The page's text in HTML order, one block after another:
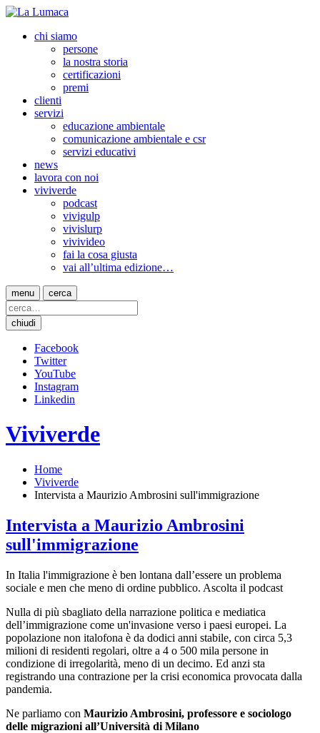
chi siamo
persone
la nostra storia
certificazioni
premi
clienti
servizi
educazione ambientale
comunicazione ambientale e csr
servizi educativi
news
lavora con noi
viviverde
podcast
vivigulp
vivislurp
vivivideo
fai la cosa giusta
vai all’ultima edizione…
menu cerca
chiudi
Facebook
Twitter
YouTube
Instagram
Linkedin
Viviverde
Home
Viviverde
Intervista a Maurizio Ambrosini sull'immigrazione
Intervista a Maurizio Ambrosini
sull'immigrazione
In Italia l'immigrazione è ben lontana dall’essere un problema
sociale e men che meno di ordine pubblico. Ascolta il podcast
Nulla di più sbagliato della narrazione politica e mediatica
dell’immigrazione come un'invasione verso i paesi europei. La
popolazione non italofona è da dodici anni stabile, con circa 5,3
milioni di residenti regolari, oltre a 4 o 500 mila persone in
condizione di irregolarità, meno di un decimo. Ed anzi sta
registrando una contrazione per la crisi economica provocata dalla
pandemia.
Ne parliamo con Maurizio Ambrosini, professore e sociologo
delle migrazioni all’Università di Milano